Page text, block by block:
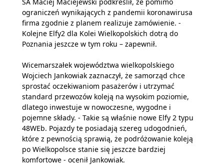
ograniczeń wynikających z pandemii koronawirusa
firma zgodnie z planem realizuje zamówienie. -
Kolejne Elfy2 dla Kolei Wielkopolskich dotrą do
Poznania jeszcze w tym roku – zapewnił.
Wicemarszałek województwa wielkopolskiego
Wojciech Jankowiak zaznaczył, że samorząd chce
sprostać oczekiwaniom pasażerów i utrzymać
standard przewozów koleją na wysokim poziomie,
dlatego inwestuje w nowoczesne, wygodne i
pojemne składy. - Takie są właśnie nowe Elfy 2 typu
48WEb. Pojazdy te posiadają szereg udogodnień,
które z pewnością sprawią, że podróżowanie koleją
po Wielkopolsce stanie się jeszcze bardziej
komfortowe - ocenił Jankowiak.